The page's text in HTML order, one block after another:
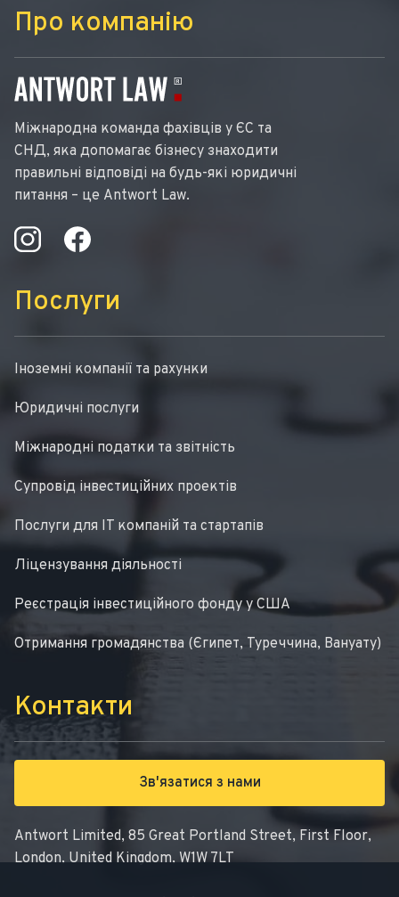
Про компанію
Міжнародна команда фахівців у ЄС та
СНД, яка допомагає бізнесу знаходити
правильні відповіді на будь-які юридичні
питання – це Antwort Law.
Послуги
Іноземні компанії та рахунки
Юридичні послуги
Міжнародні податки та звітність
Супровід інвестиційних проектів
Послуги для IT компаній та стартапів
Ліцензування діяльності
Реєстрація інвестиційного фонду у США
Отримання громадянства (Єгипет, Туреччина, Вануату)
Контакти
Зв'язатися з нами
Antwort Limited, 85 Great Portland Street, First Floor,
London, United Kingdom, W1W 7LT